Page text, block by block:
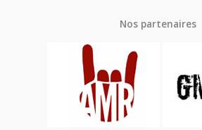
Nos partenaires